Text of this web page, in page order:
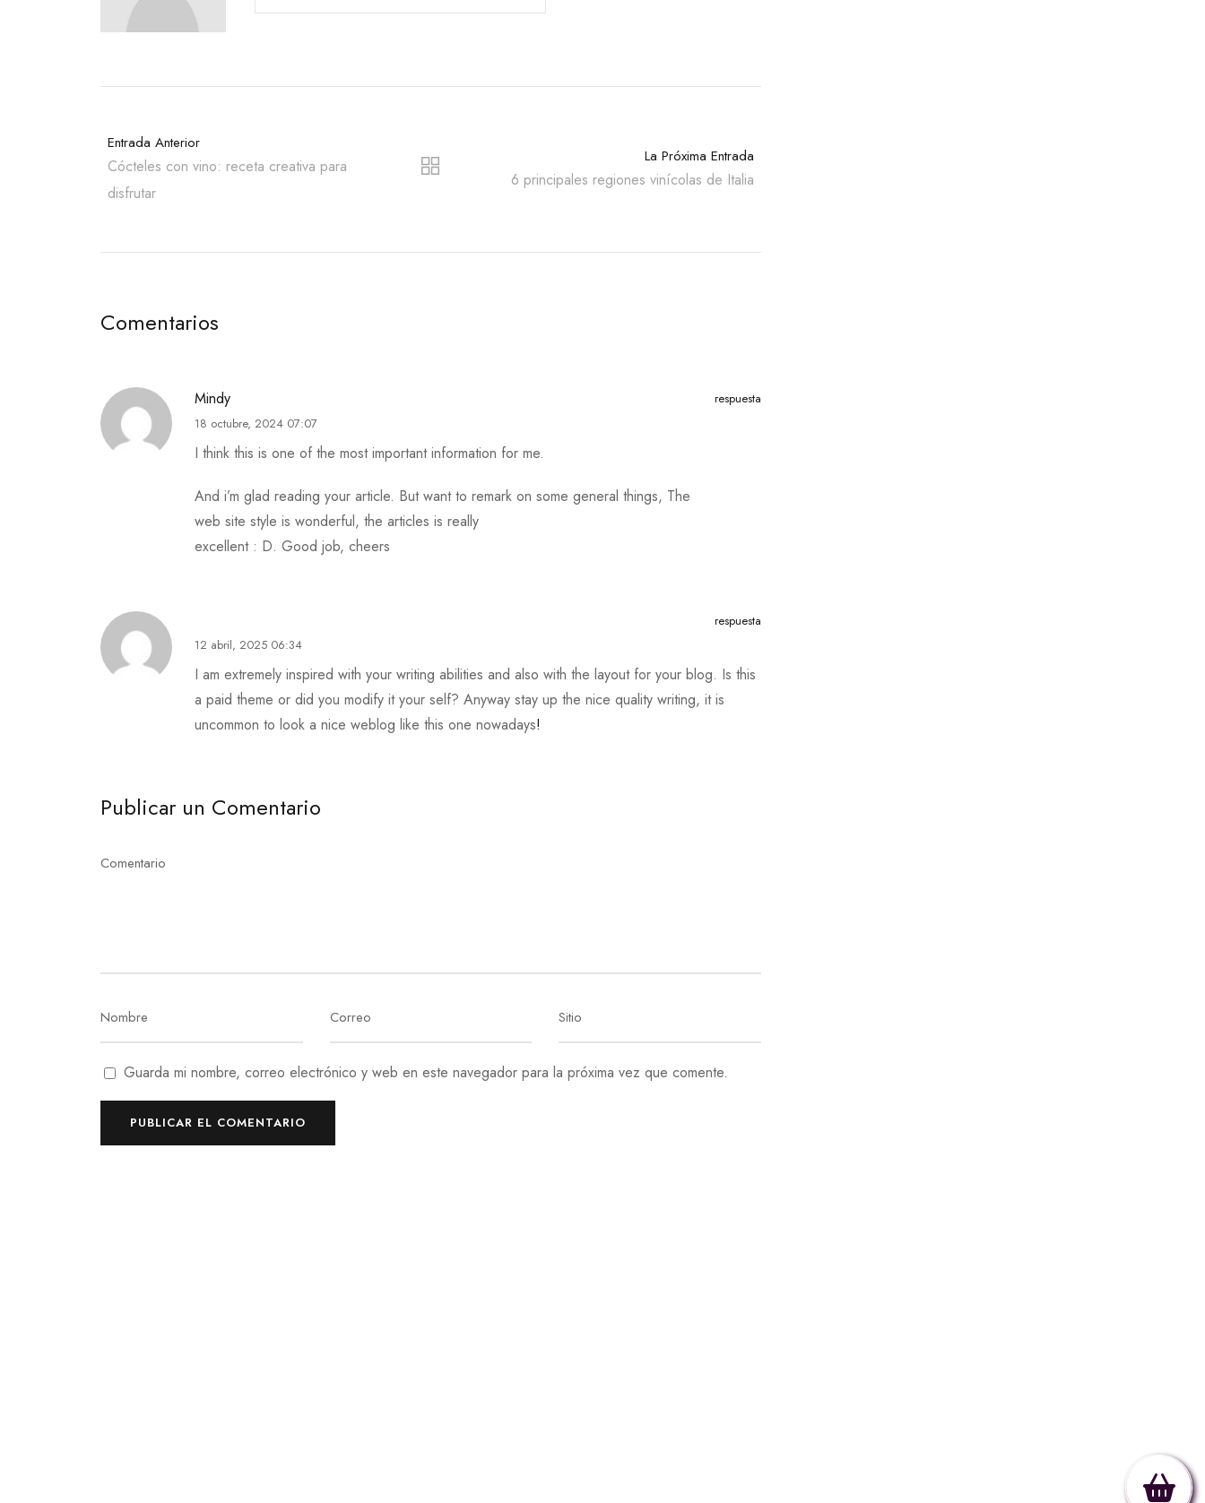
Entrada Anterior
Cócteles con vino: receta creativa para
disfrutar
La Próxima Entrada
6 principales regiones vinícolas de Italia
Comentarios
Mindy
respuesta
18 octubre, 2024 07:07
I think this is one of the most important information for me.
And i’m glad reading your article. But want to remark on some general things, The
web site style is wonderful, the articles is really
excellent : D. Good job, cheers
respuesta
12 abril, 2025 06:34
I am extremely inspired with your writing abilities and also with the layout for your blog. Is this
a paid theme or did you modify it your self? Anyway stay up the nice quality writing, it is
uncommon to look a nice weblog like this one nowadays!
Publicar un Comentario
Guarda mi nombre, correo electrónico y web en este navegador para la próxima vez que comente.